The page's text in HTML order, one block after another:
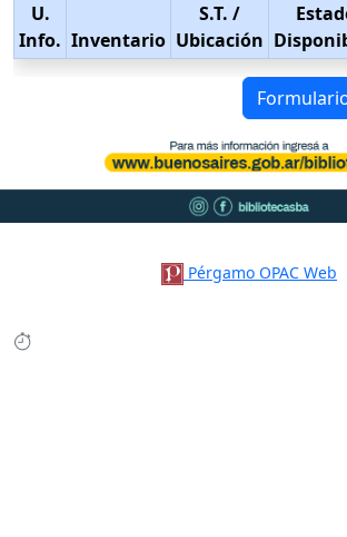
U.
Info. Inventario
S.T. /
Ubicación
Pérgamo OPAC Web